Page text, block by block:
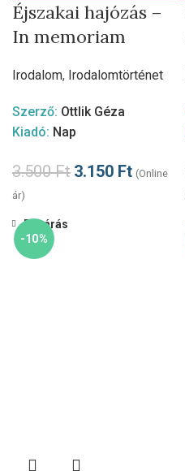
Éjszakai hajózás –
In memoriam
Irodalom, Irodalomtörténet
Szerző: Ottlik Géza
Kiadó: Nap
3.500Ft 3.150 Ft (Online
ár)
-10%
Bezárás